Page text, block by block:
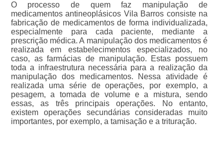
O processo de quem faz manipulação de
medicamentos antineoplásicos Vila Barros consiste na
fabricação de medicamentos de forma individualizada,
especialmente para cada paciente, mediante a
prescrição médica. A manipulação dos medicamentos é
realizada em estabelecimentos especializados, no
caso, as farmácias de manipulação. Estas possuem
toda a infraestrutura necessária para a realização da
manipulação dos medicamentos. Nessa atividade é
realizada uma série de operações, por exemplo, a
pesagem, a tomada de volume e a mistura, sendo
essas, as três principais operações. No entanto,
existem operações secundárias consideradas muito
importantes, por exemplo, a tamisação e a trituração.